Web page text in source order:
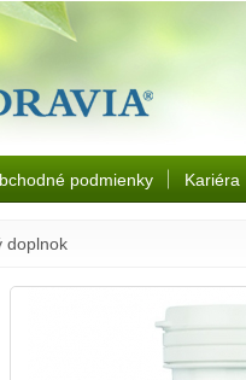
podmienky Kariéra
doplnok